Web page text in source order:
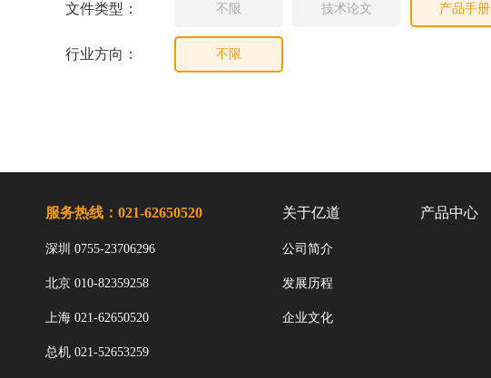
文件类型： 不限 技术论文 产品手册
行业方向： 不限
服务热线：021-62650520
深圳 0755-23706296
北京 010-82359258
上海 021-62650520
总机 021-52653259
关于亿道
公司简介
发展历程
企业文化
产品中心